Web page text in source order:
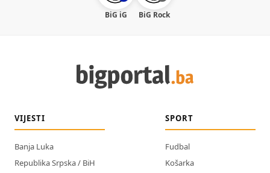
BiG iG BiG Rock
VIJESTI
Banja Luka
Republika Srpska / BiH
SPORT
Fudbal
Košarka